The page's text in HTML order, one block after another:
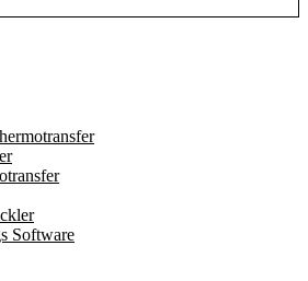
Software